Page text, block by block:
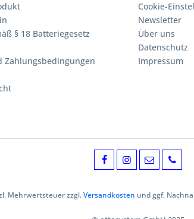
§ 18 Batteriegesetz
Zahlungsbedingungen
Cookie-
Newsletter
Über uns
Datenschutz
Impressum
Mehrwertsteuer zzgl.Versandkosten und ggf.